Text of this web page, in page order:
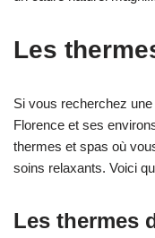
Les
Si vous recherchez
Florence et ses
thermes et spas où
soins relaxants. Voici
Les thermes